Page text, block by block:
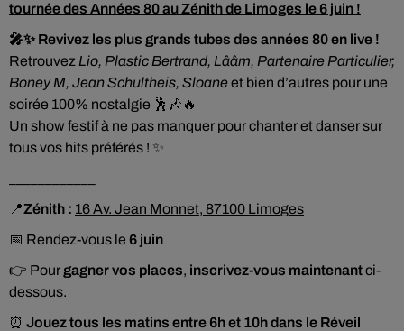
tournée des Années 80 au Zénith de Limoges le 6 juin !
🎤✨ Revivez les plus grands tubes des années 80 en live !
Retrouvez Lio, Plastic Bertrand, Lââm, Partenaire Particulier,
Boney M, Jean Schultheis, Sloaneet bien d’autres pour une
soirée 100% nostalgie 🕺🎶🔥
Un show festif à ne pas manquer pour chanter et danser sur
tous vos hits préférés ! ✨
📍Zénith : 16 Av. Jean Monnet, 87100 Limoges
📅 Rendez-vous le 6 juin
👉 Pour gagner vos places, inscrivez-vous maintenantci-
dessous.
⏰ Jouez tous les matins entre 6h et 10h dans le Réveil